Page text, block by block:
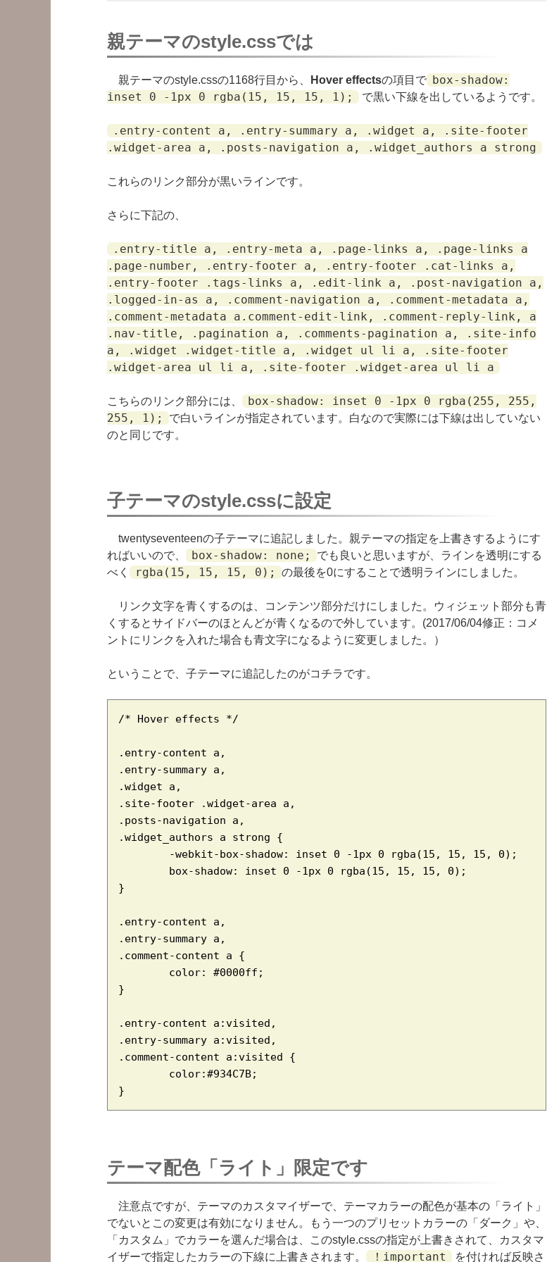
親テーマのstyle.cssでは
親テーマのstyle.cssの1168行目から、 Hover effectsの項目で box-shadow:
inset 0 -1px 0 rgba(15, 15, 15, 1);
で黒い下線を出しているようです。
.entry-content a, .entry-summary a, .widget a, .site-footer
.widget-area a, .posts-navigation a, .widget_authors a strong
これらのリンク部分が黒いラインです。
さらに下記の、
.entry-title a, .entry-meta a, .page-links a, .page-links a
.page-number, .entry-footer a, .entry-footer .cat-links a,
.entry-footer .tags-links a, .edit-link a, .post-navigation a,
.logged-in-as a, .comment-navigation a, .comment-metadata a,
.comment-metadata a.comment-edit-link, .comment-reply-link, a
.nav-title, .pagination a, .comments-pagination a, .site-info
a, .widget .widget-title a, .widget ul li a, .site-footer
.widget-area ul li a, .site-footer .widget-area ul li a
こちらのリンク部分には、
box-shadow: inset 0 -1px 0 rgba(255, 255,
255, 1);
で白いラインが指定されています。白なので実際には下線は出していない
のと同じです。
子テーマのstyle.cssに設定
twentyseventeenの子テーマに追記しました。親テーマの指定を上書きするようにす
ればいいので、
box-shadow: none;
でも良いと思いますが、ラインを透明にする
べく
rgba(15, 15, 15, 0); の最後を0にすることで透明ラインにしました。
リンク文字を青くするのは、コンテンツ部分だけにしました。ウィジェット部分も青
くするとサイドバーのほとんどが青くなるので外しています。(2017/06/04修正：コメ
ントにリンクを入れた場合も青文字になるように変更しました。）
ということで、子テーマに追記したのがコチラです。
/* Hover effects */
.entry-content a,
.entry-summary a,
.widget a,
.site-footer .widget-area a,
.posts-navigation a,
.widget_authors a strong {
        -webkit-box-shadow: inset 0 -1px 0 rgba(15, 15, 15, 0);
        box-shadow: inset 0 -1px 0 rgba(15, 15, 15, 0);
}
.entry-content a,
.entry-summary a,
.comment-content a {
        color: #0000ff;
}
.entry-content a:visited,
.entry-summary a:visited,
.comment-content a:visited {
        color:#934C7B;
}
テーマ配色「 ライト 」限定です
注意点ですが、テーマのカスタマイザーで、テーマカラーの配色が基本の「ライト」
でないとこの変更は有効になりません。もう一つのプリセットカラーの「ダーク」や、
「カスタム」でカラーを選んだ場合は、このstyle.cssの指定が上書きされて、カスタマ
イザーで指定したカラーの下線に上書きされます。
！important を付ければ反映さ